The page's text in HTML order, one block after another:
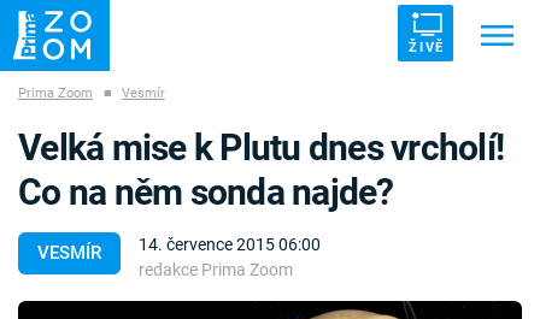
ŽIVĚ
ZÁHADY VETŘELCI DÁVNOVĚKU
Prima Zoom ■ Vesmír
VESMÍR
14. července 2015 06:00
redakce Prima Zoom
Velká mise k Plutu dnes vrcholí!
Co na něm sonda najde?